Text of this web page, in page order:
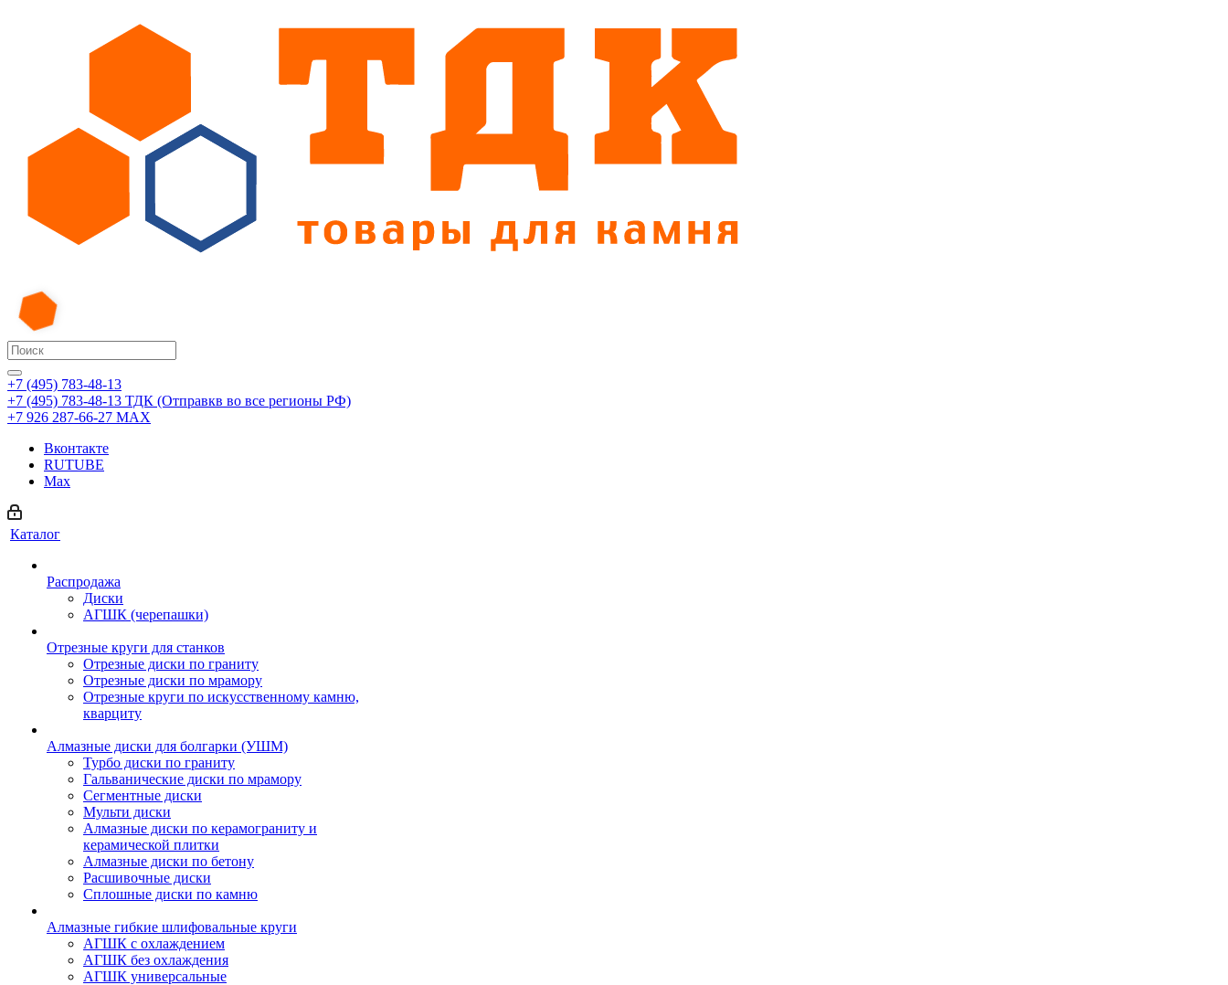
+7 (495) 783-48-13
+7 (495) 783-48-13 ТДК (Отправкв во все регионы РФ)
+7 926 287-66-27 МАХ
Вконтакте
RUTUBE
Max
Каталог
Распродажа
Диски
АГШК (черепашки)
Отрезные круги для станков
Отрезные диски по граниту
Отрезные диски по мрамору
Отрезные круги по искусственному камню,
кварциту
Алмазные диски для болгарки (УШМ)
Турбо диски по граниту
Гальванические диски по мрамору
Сегментные диски
Мульти диски
Алмазные диски по керамограниту и
керамической плитки
Алмазные диски по бетону
Расшивочные диски
Сплошные диски по камню
Алмазные гибкие шлифовальные круги
АГШК с охлаждением
АГШК без охлаждения
АГШК универсальные